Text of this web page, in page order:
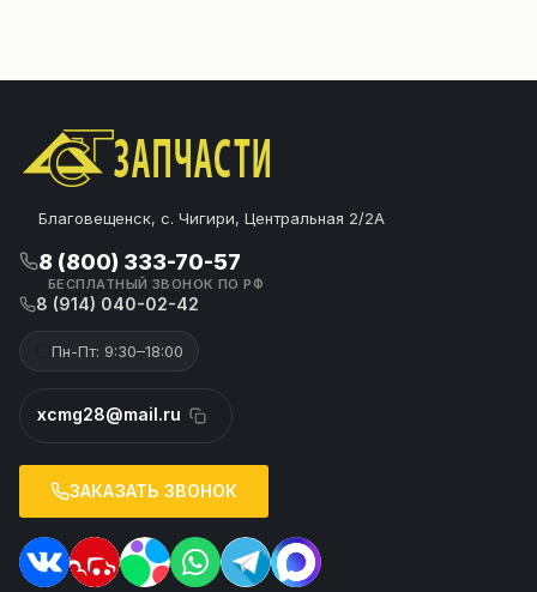
Благовещенск, с. Чигири, Центральная 2/2А
8 (800) 333-70-57
БЕСПЛАТНЫЙ ЗВОНОК ПО РФ
8 (914) 040-02-42
Пн-Пт: 9:30–18:00
xcmg28@mail.ru
ЗАКАЗАТЬ ЗВОНОК